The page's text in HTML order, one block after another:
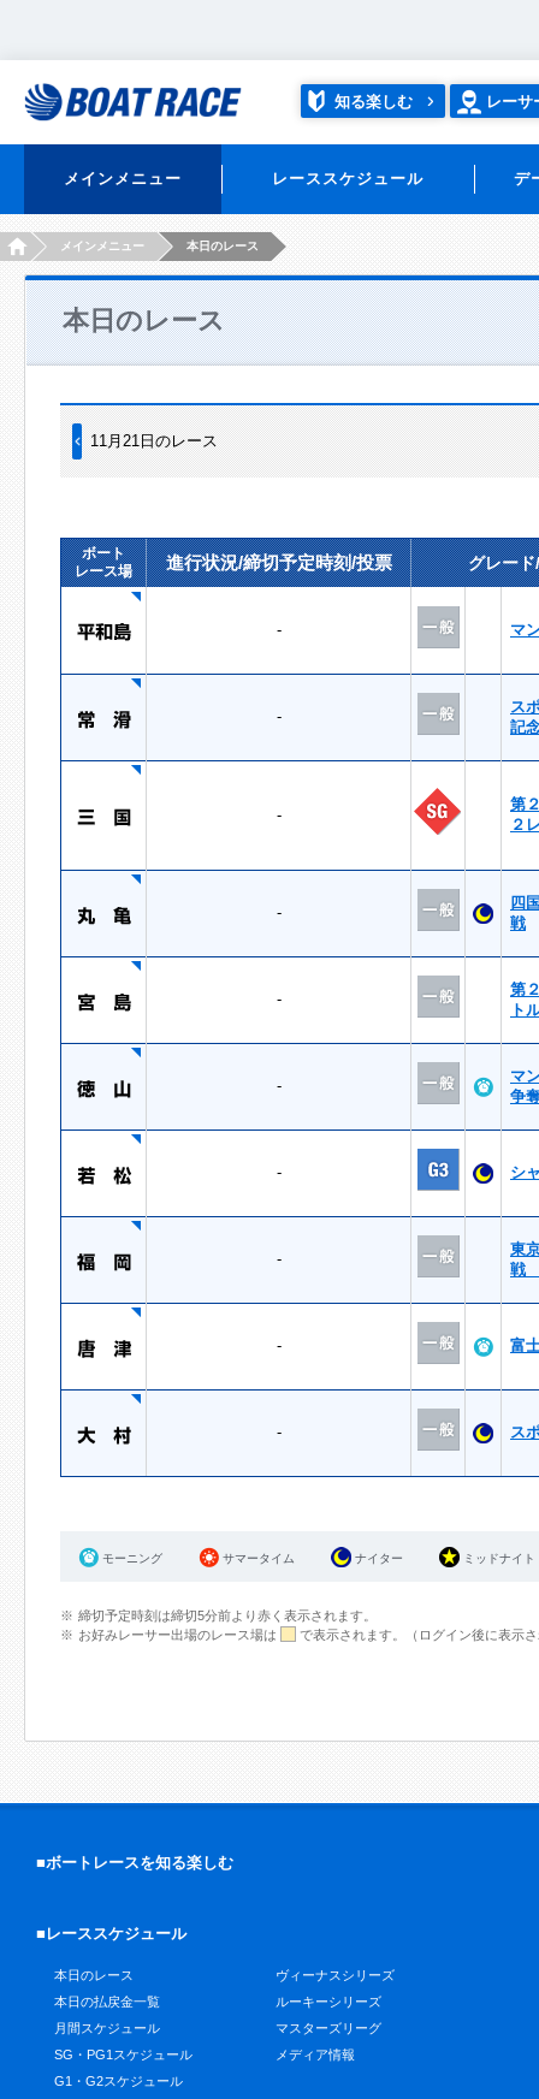
知る楽しむ レーサ
メインメニュー レーススケジュール デ
HOMEメインメニュー 本日のレース
本日のレース
11月21日のレース
ボート
レース場
進行状況/締切予定時刻/投票 グレー
- マ
-
ス
記
-
第
２
-
四
戦
-
第
ト
-
マ
争
- シ
-
東
戦
- 富
- ス
モーニング サマータイム ナイター ミッドナイト
締切予定時刻は締切5分前より赤く表示されます。
お好みレーサー出場のレース場は
で表示されます。（ログイン後に表示
■ボートレースを知る楽しむ
■レーススケジュール
本日のレース
本日の払戻金一覧
月間スケジュール
SG・PG1スケジュール
G1・G2スケジュール
ヴィーナスシリーズ
ルーキーシリーズ
マスターズリーグ
メディア情報